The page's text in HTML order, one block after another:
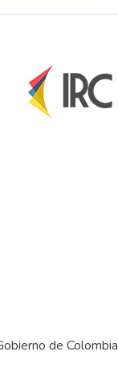
de Colombia